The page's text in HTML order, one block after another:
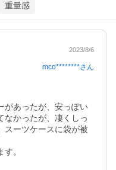
重量感
2023/8/6
mco********さん
があったが、安っぽい
なかったが、凄くしっ
スーツケースに袋が被
。